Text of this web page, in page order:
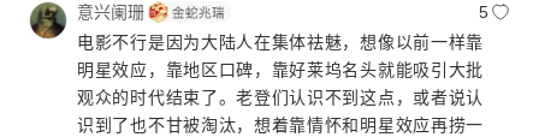
意兴阑珊
5
电影不行是因为大陆人在集体祛魅，想像以前一样靠
明星效应，靠地区口碑，靠好莱坞名头就能吸引大批
观众的时代结束了。老登们认识不到这点，或者说认
识到了也不甘被淘汰，想着靠情怀和明星效应再捞一